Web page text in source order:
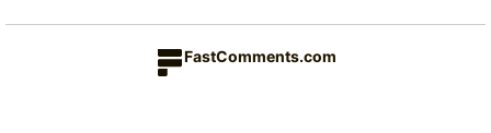
FastComments.com